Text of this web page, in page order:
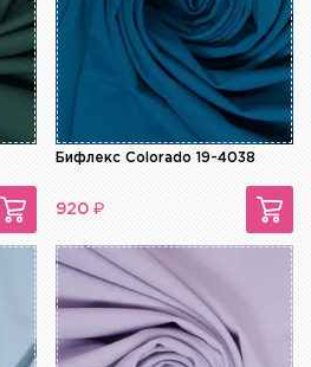
Бифлекс Colorado 19-4038
920 ₽